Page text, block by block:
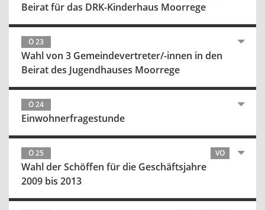
Beirat für das DRK-Kinderhaus Moorrege
Ö 23
Wahl von 3 Gemeindevertreter/-innen in den
Beirat des Jugendhauses Moorrege
Ö 24
Einwohnerfragestunde
Ö 25 VO
Wahl der Schöffen für die Geschäftsjahre
2009 bis 2013